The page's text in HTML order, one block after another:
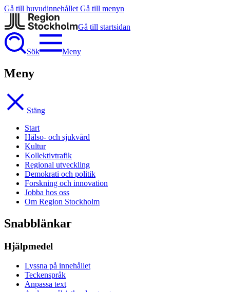
Gå till huvudinnehållet Gå till menyn
Gå till startsidan
Sök Meny
Meny
Stäng
Start
Hälso- och sjukvård
Kultur
Kollektivtrafik
Regional utveckling
Demokrati och politik
Forskning och innovation
Jobba hos oss
Om Region Stockholm
Snabblänkar
Hjälpmedel
Lyssna på innehållet
Teckenspråk
Anpassa text